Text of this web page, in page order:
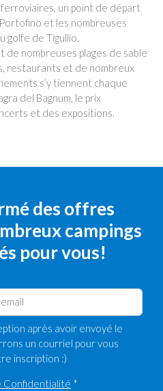
un point de départ
et les nombreuses
golfe de Tigullio.
de nombreuses plages de sable
restaurants et de nombreux
s’y tiennent chaque
del Bagnum, le prix
et des expositions.
des offres
campings
pour vous!
après avoir envoyé le
un courriel pour vous
inscription :)
Confidentialité *